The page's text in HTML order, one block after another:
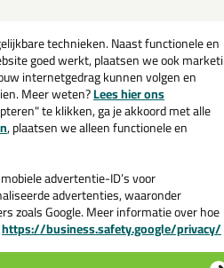
uithardend, CE gecertificeerd
glas, conform Politie
846.
, vocht-, schoonmaakmiddelen- en
met PVB-folie gelaagd glas en
weekmakers.
conform VOC-emissieklasse A+.
is niet mogelijk. (omdat het een
218 in Sikkens
technieken. Naast functionele en
goed werkt, plaatsen we ook
internetgedrag kunnen volgen en
Meer weten?Lees hier ons
te klikken, ga je akkoord met alle
, plaatsen we alleen functionele en
advertentie-ID’s voor
advertenties, waaronder
zoals Google. Meer informatie over hoe
https://business.safety.google/privacy/